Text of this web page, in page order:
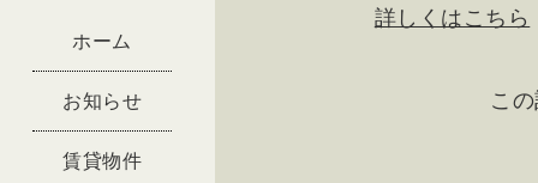
ホーム
お知らせ
賃貸物件
詳しくはこちら
こ